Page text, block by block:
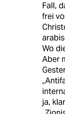
Fall,
frei
Wo
Aber
ja,